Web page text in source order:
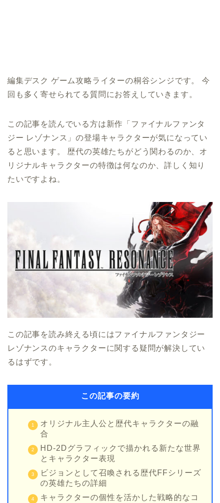
編集デスク ゲーム攻略ライターの桐谷シンジです。 今
回も多く寄せられてる質問にお答えしていきます。
この記事を読んでいる方は新作「ファイナルファンタ
ジー レゾナンス」の登場キャラクターが気になってい
ると思います。 歴代の英雄たちがどう関わるのか、オ
リジナルキャラクターの特徴は何なのか、詳しく知り
たいですよね。
この記事を読み終える頃にはファイナルファンタジー
レゾナンスのキャラクターに関する疑問が解決してい
るはずです。
この記事の要約
オリジナル主人公と歴代キャラクターの融
合
HD-2Dグラフィックで描かれる新たな世界
とキャラクター表現
ビジョンとして召喚される歴代FFシリーズ
の英雄たちの詳細
キャラクターの個性を活かした戦略的なコ